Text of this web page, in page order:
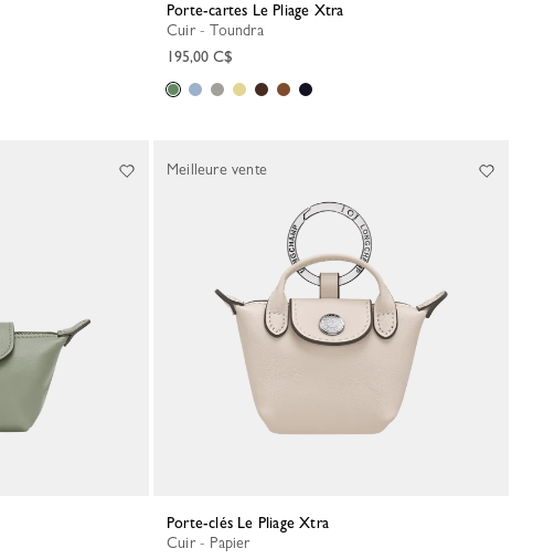
Porte-cartes Le Pliage Xtra
Cuir - Toundra
195,00 C$
Porte-clés Le Pliage Xtra
Cuir - Papier
Meilleure vente